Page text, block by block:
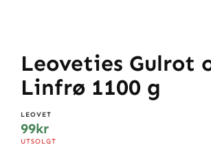
Leoveties Gulrot
Linfrø 1100 g
LEOVET
99kr
UTSOLGT